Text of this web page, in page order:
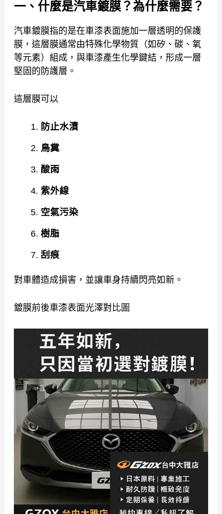
一、什麼是汽車鍍膜？為什麼需要？
汽車鍍膜指的是在車漆表面施加一層透明的保護
膜，這層膜通常由特殊化學物質（如矽、碳、氧
等元素）組成，與車漆產生化學鍵結，形成一層
堅固的防護層。
這層膜可以
防止水漬
鳥糞
酸雨
紫外線
空氣污染
樹脂
刮痕
對車體造成損害，並讓車身持續閃亮如新。
鍍膜前後車漆表面光澤對比圖